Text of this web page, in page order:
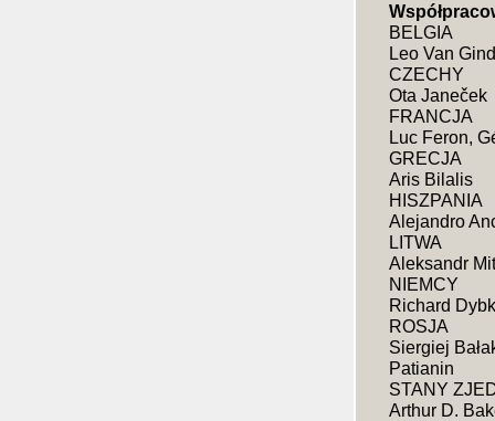
BELGIA
Leo Van
CZECHY
Ota Janeček
FRANCJA
Luc Feron,
GRECJA
Aris Bilalis
HISZPANIA
Alejandro
LITWA
Aleksandr
NIEMCY
Richard
ROSJA
Siergiej
Patianin
STANY
Arthur D.